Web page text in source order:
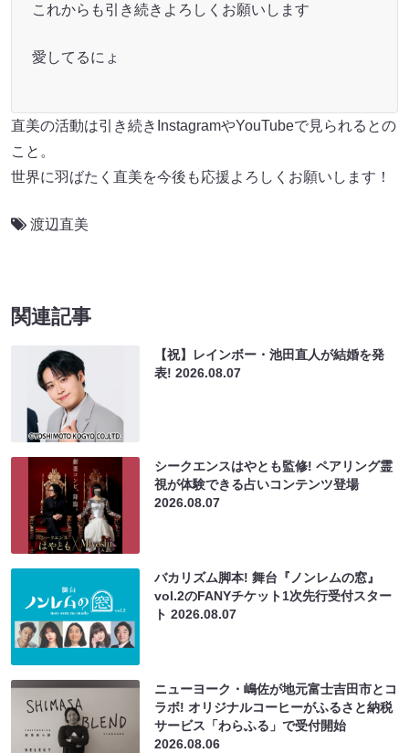
これからも引き続きよろしくお願いします
愛してるにょ
直美の活動は引き続きInstagramやYouTubeで見られるとの
こと。
世界に羽ばたく直美を今後も応援よろしくお願いします！
渡辺直美
関連記事
【祝】レインボー・池田直人が結婚を発
表!2026.08.07
シークエンスはやとも監修! ペアリング霊
視が体験できる占いコンテンツ登場
2026.08.07
バカリズム脚本! 舞台『ノンレムの窓』
vol.2のFANYチケット1次先行受付スター
ト2026.08.07
ニューヨーク・嶋佐が地元富士吉田市とコ
ラボ! オリジナルコーヒーがふるさと納税
サービス「わらふる」で受付開始
2026.08.06